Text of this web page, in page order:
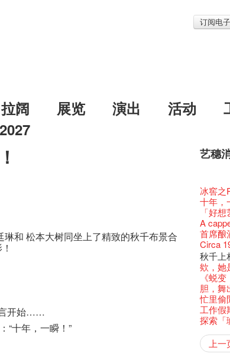
订阅电
拉阔 展览 演出 活动
琳和 松本大树​​同坐上了精致的秋千布景合​
开始……
“十年，一瞬！”
艺穗
艺穗会
艺穗会
The
Feste
艺穗好
艺穗会
艺术作
古宅里
古宅里
奶库推
艺穗会
TEE
【德
价 🍯
玉露
✈ 数量
煎茶篇
✈数量
演出期
4月21
暂时关
我们的
艺穗会
圣诞平
爵士乐
票房柜
那位女
走向自
艺穗会
仪式
爵士
爵士时
艺穗会
This
对@艺
还未太
新年
青菜沙
治‧翁
JAZZ
爵士时
JAZZ
【艺
Pop-up
格外地
Sony
the
– 31,
焕然一
参观啦
【招
《她和
篇
观赏《
意事项
🎃万圣
WE
Fringe
招聘
【招募
「创作
对待，
【当昌
艺穗会
Notice:
7pm*
Photo
Susie
员、剧
具创造
暖又迷
舞台上
drinks
艺穗会
一分钟
们一生
Sold
聘请:
新春大
注意:
处将
【艺穗
世的秘
全新会
文化生
【艺穗
么是最
【艺穗
🕵【有
【艺穗
厨Joe
【艺穗
食午餐
艺穗会
气管表
【艺穗
窗外
【艺穗
一位看
【艺穗
斯的诗
【艺穗
根在艺
Japan
Ring-
👻
会的20
👻
的20
【艺穗
什么艺
10月15
常踊
【艺穗
牛奶公
【艺穗
登登登
啦！
🎈
🕵【有
【艺穗
+
第三场
【艺穗
设计艺
成！
艺穗会
密系
艺穗会
秘密就
艺穗会
计划」
的准导
愿望
一连四
且结束
谂好今
未？一
第二次
8月20
"Enjoy
裸对话
取得
售罄，
名。
「给他
剧做出
墨尔本
2016
在摄影
品味艺
暂停开
艺穗默
舞蹈家
Fung
Listen
客席策
"Thank
these
years.."
三只手
2月5
公开招
热情满
图利古
风欲
2015-
百年未
艺穗
2015
下午茶
Arts
喜气
普世欢
八周年
艺术公
次会议
试过
「百变
素食午
五月方
两位
上的新
Benny
术》访
艺术家
北烈
挂起乙
Elaine
Benny
2015-
山外山
山外山
Hok
「山外
个展开
笑翻天
Gloria
多姿多
「你是
「一睡
艺术家
跟大家
Gloria
艺穗会
要吃一
「在
音乐
正
东南亚
刘智伦
理妥善
「闹市
「美
方！」
Benefit
会@划
爱这片
新年新
十筑香
Bay在
Step
小交响
餐:D
找到自
谢谢您
荣获「
奖
“Artists
fringe
与义工
与冰冰
啡！
BHA
Secret
来跟
食得健
冰窖变
Being
Fringe
冰窖午
想知道
实习生
冰​窖之
十年
「好
A
首席酿
Circa
秋千上
欸，她
《蜕
胆，舞
忙里偷
工作
探索「
艺术家
冰窖今
摄影廊
12:00-
上一